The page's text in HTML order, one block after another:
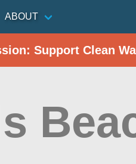
ABOUT
Support Clean